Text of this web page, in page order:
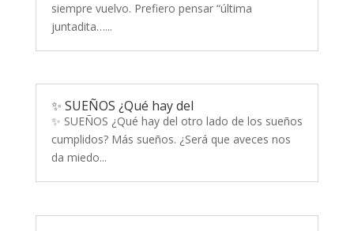
siempre vuelvo. Prefiero pensar “última
juntadita…...
✨ SUEÑOS ¿Qué hay del
✨ SUEÑOS ¿Qué hay del otro lado de los sueños
cumplidos? Más sueños. ¿Será que aveces nos
da miedo...